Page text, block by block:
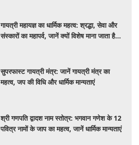
गायत्री महायज्ञ का धार्मिक महत्व: श्रद्धा, सेवा और
संस्कारों का महापर्व, जानें क्यों विशेष माना जाता है
सुपरफास्ट गायत्री मंत्र: जानें गायत्री मंत्र का
महत्व, जप की विधि और धार्मिक मान्यताएं
श्री गणपति द्वादश नाम स्तोत्र: भगवान गणेश के 12
पवित्र नामों के जाप का महत्व, जानें धार्मिक मान्यताएं